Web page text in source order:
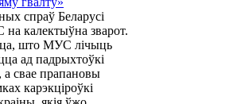
спраў Беларусі
калектыўна зварот.
што МУС лічыць
ад падрыхтоўкі
а свае прапановы
карэкціроўкі